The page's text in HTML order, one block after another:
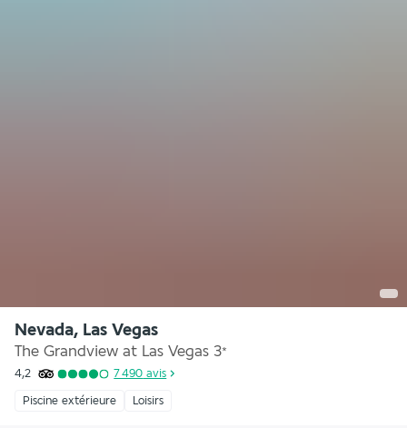
Nevada, Las Vegas
The Grandview at Las Vegas 3*
4,2 7 490 avis
Piscine extérieure Loisirs